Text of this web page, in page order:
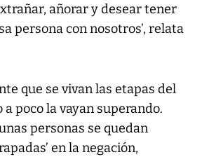
añorar y desear tener
persona con nosotros’, relata
que se vivan las etapas del
a poco la vayan superando.
personas se quedan
en la negación,